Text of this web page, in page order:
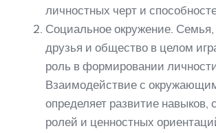
личностных черт и
Социальное окружение.
друзья и общество в целом
роль в формировании
Взаимодействие с
определяет развитие навыков,
ролей и ценностных